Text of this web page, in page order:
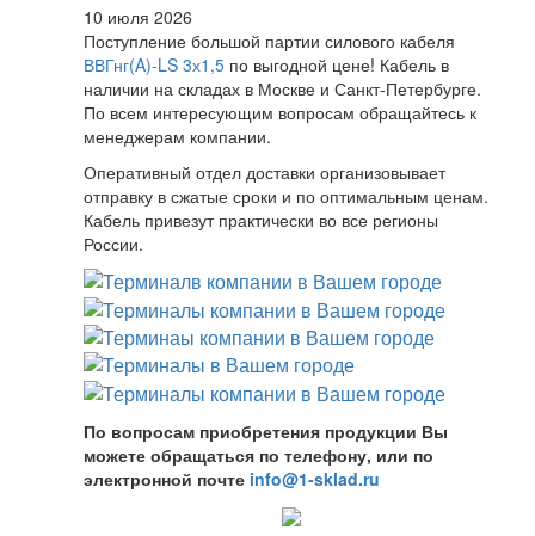
10 июля 2026
Поступление большой партии силового кабеля
ВВГнг(A)-LS 3х1,5 по выгодной цене! Кабель в
наличии на складах в Москве и Санкт-Петербурге.
По всем интересующим вопросам обращайтесь к
менеджерам компании.
Оперативный отдел доставки организовывает
отправку в сжатые сроки и по оптимальным ценам.
Кабель привезут практически во все регионы
России.
По вопросам приобретения продукции Вы
можете обращаться по телефону, или по
электронной почте info@1-sklad.ru